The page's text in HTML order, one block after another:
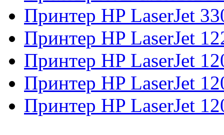
Принтер HP LaserJet
Принтер HP LaserJet
Принтер HP LaserJet
Принтер HP LaserJet
Принтер HP LaserJet